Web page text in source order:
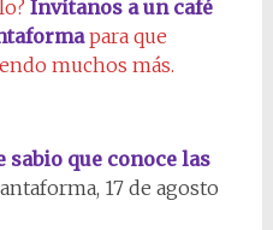
Invítanos a un café
para que
muchos más.
sabio que conoce las
17 de agosto